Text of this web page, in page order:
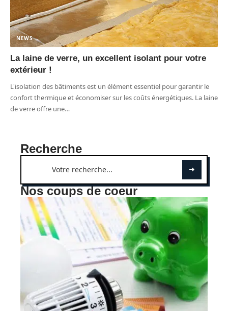
NEWS
La laine de verre, un excellent isolant pour votre
extérieur !
L'isolation des bâtiments est un élément essentiel pour garantir le
confort thermique et économiser sur les coûts énergétiques. La laine
de verre offre une…
Recherche
Nos coups de coeur